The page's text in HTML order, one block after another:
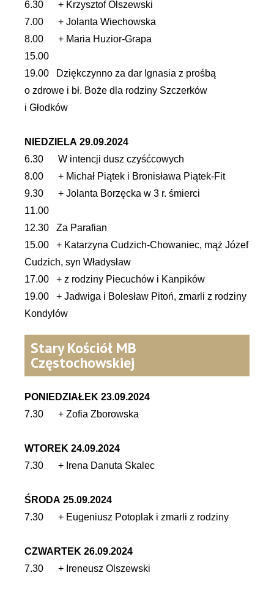
6.30 + Krzysztof Olszewski
7.00 + Jolanta Wiechowska
8.00 + Maria Huzior-Grapa
15.00
19.00 Dziękczynno za dar Ignasia z prośbą
o zdrowe i bł. Boże dla rodziny Szczerków
i Głodków
NIEDZIELA 29.09.2024
6.30 W intencji dusz czyśćcowych
8.00 + Michał Piątek i Bronisława Piątek-Fit
9.30 + Jolanta Borzęcka w 3 r. śmierci
11.00
12.30 Za Parafian
15.00 + Katarzyna Cudzich-Chowaniec, mąż Józef
Cudzich, syn Władysław
17.00 + z rodziny Piecuchów i Kanpików
19.00 + Jadwiga i Bolesław Pitoń, zmarli z rodziny
Kondylów
Stary Kościół MB
Częstochowskiej
PONIEDZIAŁEK 23.09.2024
7.30 + Zofia Zborowska
WTOREK 24.09.2024
7.30 + Irena Danuta Skalec
ŚRODA 25.09.2024
7.30 + Eugeniusz Potoplak i zmarli z rodziny
CZWARTEK 26.09.2024
7.30 + Ireneusz Olszewski